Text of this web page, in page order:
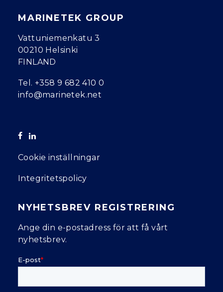
MARINETEK GROUP
Vattuniemenkatu 3
00210 Helsinki
FINLAND
Tel. +358 9 682 410 0
info@marinetek.net
Cookie inställningar
Integritetspolicy
NYHETSBREV REGISTRERING
Ange din e-postadress för att få vårt
nyhetsbrev.